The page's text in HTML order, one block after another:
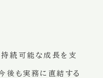
続可能な成長を支
後も実務に直結する